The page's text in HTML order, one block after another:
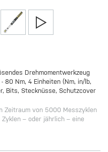
Drehmomentwerkzeug
80 Nm, 4 Einheiten (Nm, in/lb,
Bits, Stecknüsse, Schutzcover
Zeitraum von 5000 Messzyklen
– oder jährlich – eine